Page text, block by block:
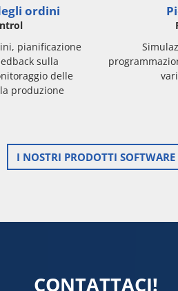
ordini
pianificazione
sulla
delle
produzione
I NOSTRI PRODOTTI SOFTWARE
CONTATTACI!